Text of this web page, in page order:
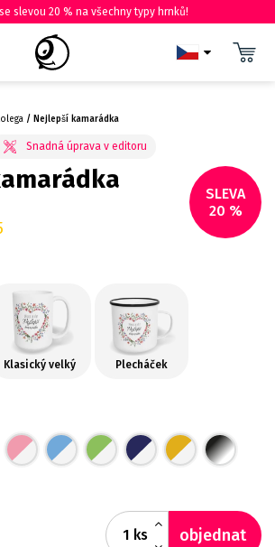
slevou 20 % na všechny typy hrnků!
Nejlepší kamarádka
SLEVA
20 %
Klasický velký Plecháček
ks objednat